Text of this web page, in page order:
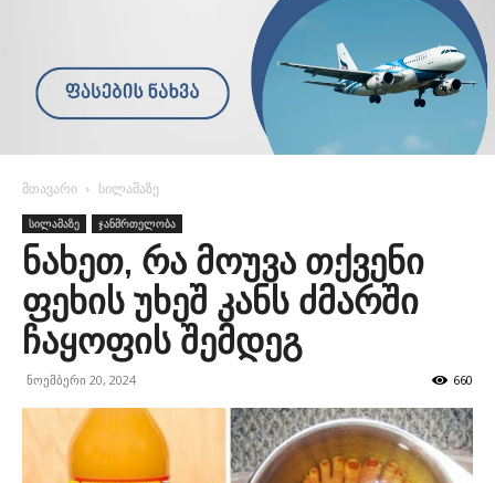
მთავარი სილამაზე
სილამაზე ჯანმრთელობა
ნახეთ, რა მოუვა თქვენი
ფეხის უხეშ კანს ძმარში
ჩაყოფის შემდეგ
ნოემბერი 20, 2024 660